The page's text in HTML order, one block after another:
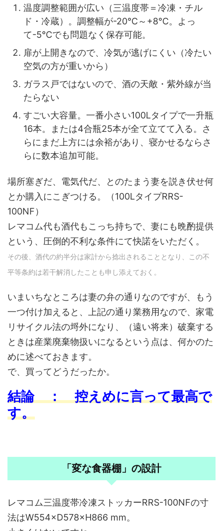
温度調整範囲が広い（三温度帯＝冷凍・チル
ド・冷蔵）。調整幅が-20℃～+8℃。よっ
て-5℃でも問題なく保存可能。
扉が上開きなので、冷気が逃げにくい（冷たい
空気の方が重いから）
ガラス戸ではないので、酒の天敵・紫外線が当
たらない
すごい大容量。一番小さい100Lタイプで一升瓶
16本。または4合瓶25本が全て立てて入る。さ
らにまだ上方には余裕があり、寝かせるならさ
らに数本追加可能。
場所塞ぎだ、電気代だ、とのたまう妻を説き伏せ何
とか購入にこぎつける。（100LタイプRRS-
100NF）
レマコム代も酒代もこっち持ちで、妻にも晩酌提供
という、圧倒的不利な条件にて快諾をいただく。
その後、酒代の約半分は家計から捻出されることとなり、この不
平等条約は若干解消したことも申し添えておく。
いまいちなところは妻の弁の通りなのですが、もう
一つ付け加えると、上記の通り業務用なので、家電
リサイクル法の埒外になり、（遠い将来）破棄する
ときは産業廃棄物扱いになるという点は、何かのた
めに述べておきます。
で、買ってどうだったか。
結論 ： 控えめに言って最高で
す。
「変な食器棚」の設計
レマコム三温度帯冷凍ストッカーRRS-100NFの寸
法はW554×D578×H866 mm。